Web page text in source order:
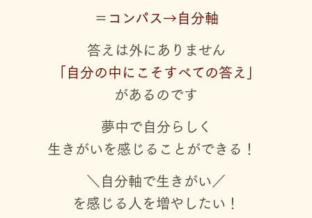
＝ コンパス→自分軸
答えは外にありません
「自分の中にこそすべての答え」
があるのです
夢中で自分らしく
生きがいを感じることができる！
＼自分軸で生きがい／
を感じる人を増やしたい！